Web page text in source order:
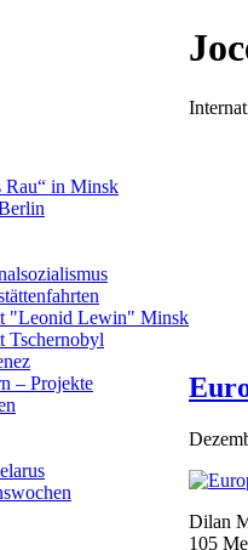
Rau“ in Minsk
"Leonid Lewin" Minsk
Tschernobyl
– Projekte
Dilan
105